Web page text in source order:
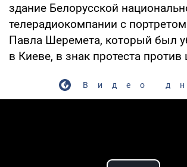
здание Белорусской
телерадиокомпании с
Павла Шеремета, который был
в Киеве, в знак протеста против
Видео